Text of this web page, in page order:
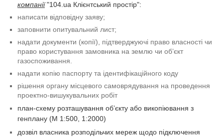
компанії"104.ua Клієнтський простір":
написати відповідну заяву;
заповнити опитувальний лист;
надати документи (копії), підтверджуючі право власності чи
право користування замовника на землю чи об’єкт
газоспоживання.
надати копію паспорту та ідентифікаційного коду
рішення органу місцевого самоврядування на проведення
проектно-вишукувальних робіт
план-схему розташування об’єкту або викопіювання з
генплану (М 1:500, 1:2000)
дозвіл власника розподільчих мереж щодо підключення